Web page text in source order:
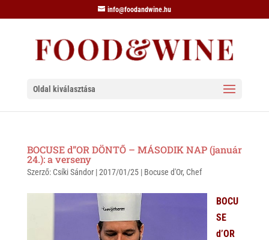
info@foodandwine.hu
Oldal kiválasztása
BOCUSE d”OR DÖNTŐ – MÁSODIK NAP (január
24.): a verseny
Szerző: Csíki Sándor|2017/01/25| Bocuse d'Or, Chef
BOCU
SE
d’OR